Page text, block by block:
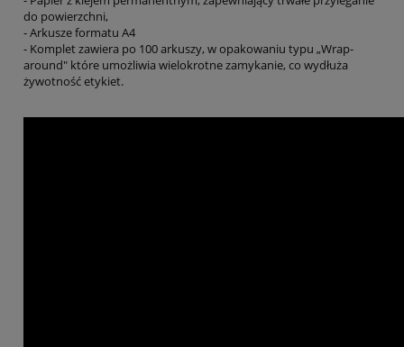
do powierzchni,
- Arkusze formatu A4
- Komplet zawiera po 100 arkuszy, w opakowaniu typu „Wrap-
around" które umożliwia wielokrotne zamykanie, co wydłuża
żywotność etykiet.